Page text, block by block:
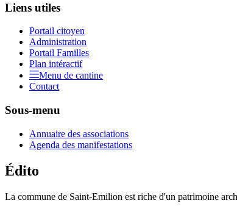
Liens utiles
Portail citoyen
Administration
Portail Familles
Plan intéractif
Menu de cantine
Contact
Sous-menu
Annuaire des associations
Agenda des manifestations
Édito
La commune de Saint-Emilion est riche d'un patrimoine